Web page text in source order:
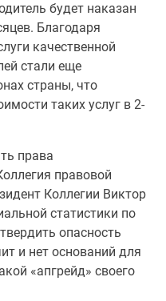
будет наказан
Благодаря
качественной
стали еще
страны, что
таких услуг в 2-
права
правовой
Коллегии Виктор
статистики по
опасность
и нет оснований для
«апгрейд» своего